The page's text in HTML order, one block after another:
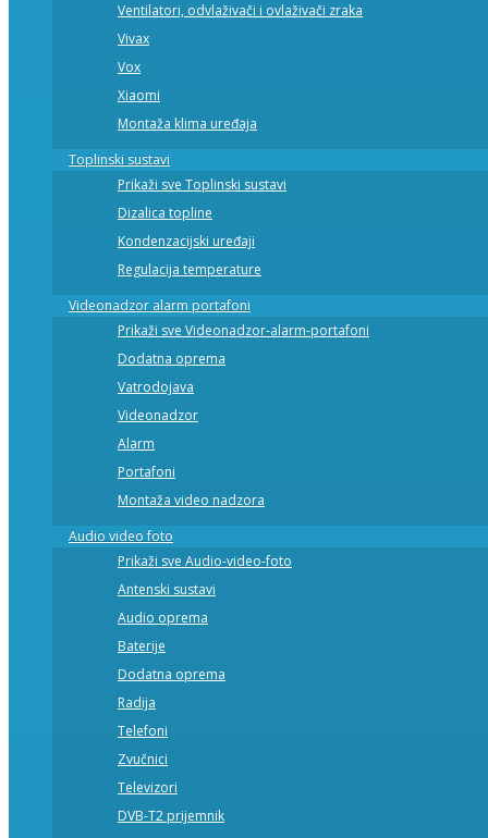
Ventilatori, odvlaživači i ovlaživači zraka
Vivax
Vox
Xiaomi
Montaža klima uređaja
Toplinski sustavi
Prikaži sve Toplinski sustavi
Dizalica topline
Kondenzacijski uređaji
Regulacija temperature
Videonadzor alarm portafoni
Prikaži sve Videonadzor-alarm-portafoni
Dodatna oprema
Vatrodojava
Videonadzor
Alarm
Portafoni
Montaža video nadzora
Audio video foto
Prikaži sve Audio-video-foto
Antenski sustavi
Audio oprema
Baterije
Dodatna oprema
Radija
Telefoni
Zvučnici
Televizori
DVB-T2 prijemnik